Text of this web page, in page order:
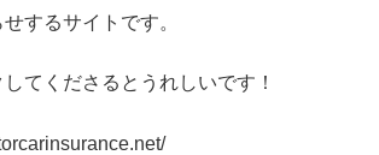
するサイトです。
てくださるとうれしいです！